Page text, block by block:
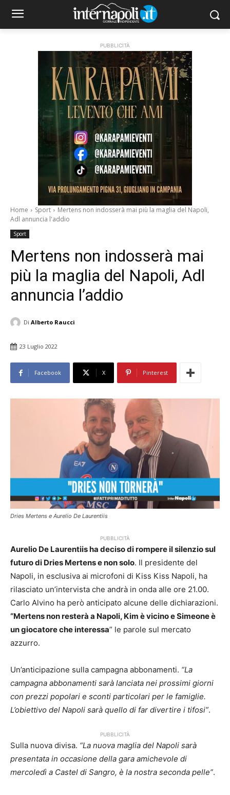
PUBBLICITÀ
Home Sport
Mertens non indosserà mai più la maglia del Napoli,
Adl annuncia l'addio
Sport
Mertens non indosserà mai
più la maglia del Napoli, Adl
annuncia l’addio
Di Alberto Raucci
23 Luglio 2022
Facebook X Pinterest
Dries Mertens e Aurelio De Laurentiis
PUBBLICITÀ
Aurelio De Laurentiis ha deciso di rompere il silenzio sul
futuro di Dries Mertens e non solo. Il presidente del
Napoli, in esclusiva ai microfoni di Kiss Kiss Napoli, ha
rilasciato un’intervista che andrà in onda alle ore 21.00.
Carlo Alvino ha però anticipato alcune delle dichiarazioni.
“Mertens non resterà a Napoli, Kim è vicino e Simeone è
un giocatore che interessa” le parole sul mercato
azzurro.
Un’anticipazione sulla campagna abbonamenti. “La
campagna abbonamenti sarà lanciata nei prossimi giorni
con prezzi popolari e sconti particolari per le famiglie.
L’obiettivo del Napoli sarà quello di far divertire i tifosi”.
PUBBLICITÀ
Sulla nuova divisa. “La nuova maglia del Napoli sarà
presentata in occasione della gara amichevole di
mercoledì a Castel di Sangro, è la nostra seconda pelle”.